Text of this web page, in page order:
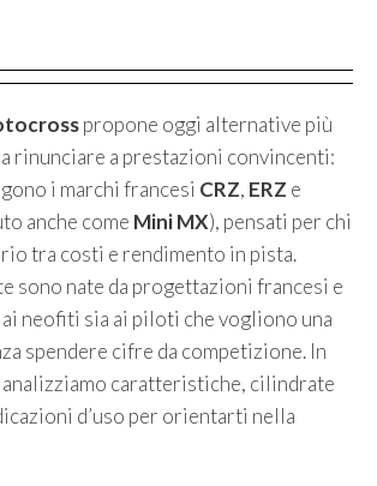
propone oggi alternative più
rinunciare a prestazioni convincenti:
i marchi francesi CRZ, ERZ e
anche come Mini MX), pensati per chi
tra costi e rendimento in pista.
sono nate da progettazioni francesi e
neofiti sia ai piloti che vogliono una
spendere cifre da competizione. In
caratteristiche, cilindrate
d’uso per orientarti nella